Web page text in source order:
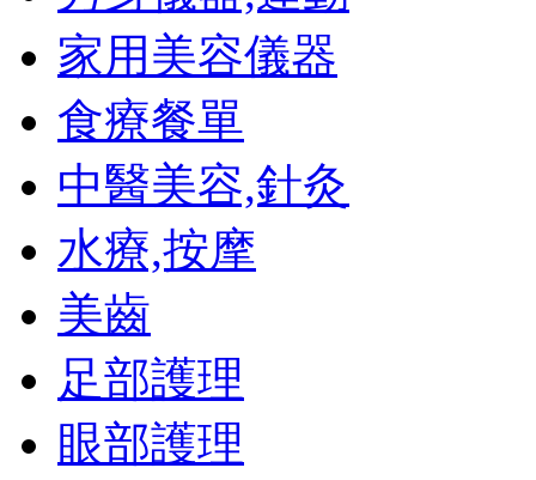
家用美容儀器
食療餐單
中醫美容,針灸
水療,按摩
美齒
足部護理
眼部護理